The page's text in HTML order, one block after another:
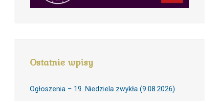
Ostatnie wpisy
Ogłoszenia – 19. Niedziela zwykła (9.08.2026)